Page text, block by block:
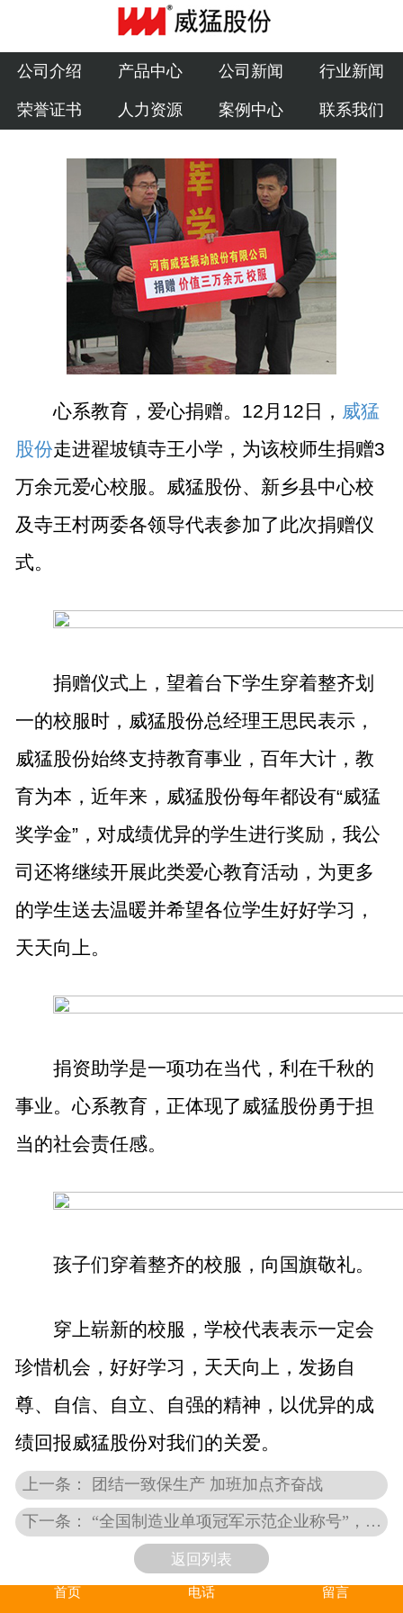
公司介绍
产品中心
公司新闻
行业新闻
荣誉证书
人力资源
案例中心
联系我们
公司介绍 产品中心 公司新闻 行业新闻
荣誉证书 人力资源 案例中心 联系我们
心系教育，爱心捐赠。 12月 12 日， 威猛
股份走进翟坡镇寺王小学，为该校师生捐赠3
万余元爱心校服。威猛股份、新乡县中心校
及寺王村两委各领导代表参加了此次捐赠仪
式。
捐赠仪式上，望着台下学生穿着整齐划
一的校服时，威猛股份总经理王思民表示，
威猛股份始终支持教育事业，百年大计，教
育为本，近年来，威猛股份每年都设有“威猛
奖学金”，对成绩优异的学生进行奖励，我公
司还将继续开展此类爱心教育活动，为更多
的学生送去温暖并希望各位学生好好学习，
天天向上。
捐资助学是一项功在当代，利在千秋的
事业。心系教育，正体现了威猛股份勇于担
当的社会责任感。
孩子们穿着整齐的校服，向国旗敬礼。
穿上崭新的校服，学校代表表示一定会
珍惜机会，好好学习，天天向上，发扬自
尊、自信、自立、自强的精神，以优异的成
绩回报威猛股份对我们的关爱。
上一条： 团结一致保生产 加班加点齐奋战
下一条： “全国制造业单项冠军示范企业称号”，威猛股份榜上有名
返回列表
首页 电话 留言